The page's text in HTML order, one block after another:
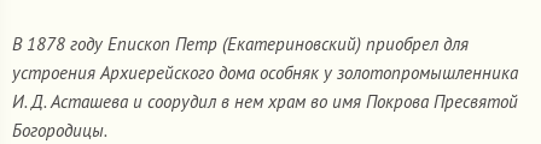
В 1878 году Епископ Петр (Екатериновский) приобрел для
устроения Архиерейского дома особняк у золотопромышленника
И. Д. Асташева и соорудил в нем храм во имя Покрова Пресвятой
Богородицы.